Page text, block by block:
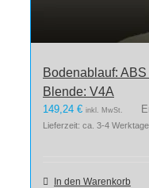
Bodenablauf:
Blende: V4A
149,24 € inkl. MwSt.
Lieferzeit: ca. 3-4 Werktage
In den Warenkorb